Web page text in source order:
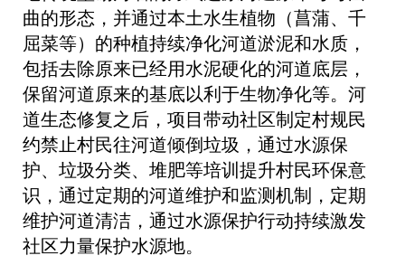
曲的形态，并通过本土水生植物（菖蒲、千
屈菜等）的种植持续净化河道淤泥和水质，
包括去除原来已经用水泥硬化的河道底层，
保留河道原来的基底以利于生物净化等。河
道生态修复之后，项目带动社区制定村规民
约禁止村民往河道倾倒垃圾，通过水源保
护、垃圾分类、堆肥等培训提升村民环保意
识，通过定期的河道维护和监测机制，定期
维护河道清洁，通过水源保护行动持续激发
社区力量保护水源地。